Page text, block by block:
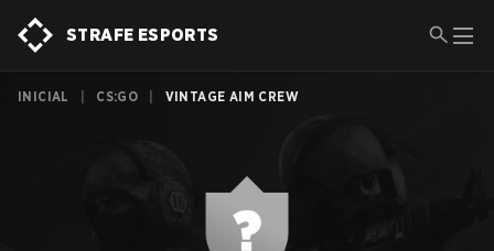
STRAFE ESPORTS
INICIAL CS:GO VINTAGE AIM CREW